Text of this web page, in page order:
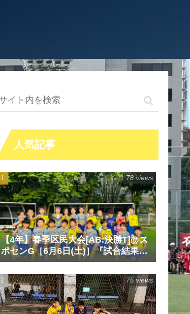
人気記事
【4年】春季区民大会[AB:決勝T]@ス
ポセンG［6月6日(土)］『試合結果』
『マッチレポート』『試合動画』
78 views
75 views